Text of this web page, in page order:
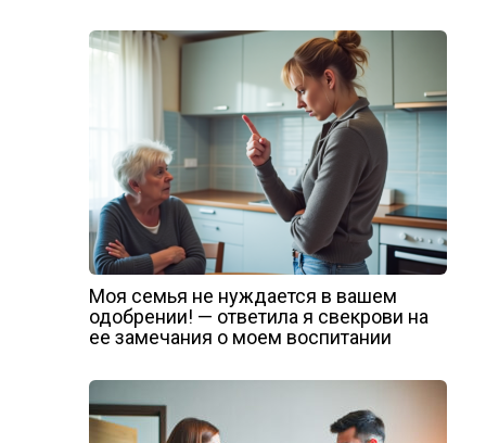
Моя семья не нуждается в вашем
одобрении! — ответила я свекрови на
ее замечания о моем воспитании